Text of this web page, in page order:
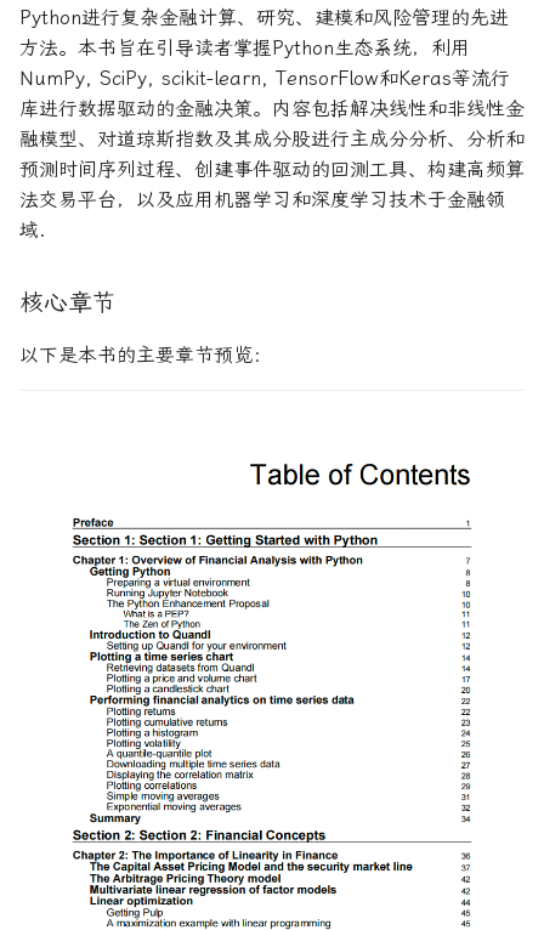
量化风险管理
获取Alpha的量化策略
量化交易业务构建
量化交易系统构建Wiley版
风险与资产配置
金融随机微积分
波动率微笑
量化交易员面试问题大全
Python进行复杂金融计算、研究、建模和风险管理的先进
方法。本书旨在引导读者掌握Python生态系统，利用
NumPy, SciPy, scikit-learn, TensorFlow和Keras等流行
库进行数据驱动的金融决策。内容包括解决线性和非线性金
融模型、对道琼斯指数及其成分股进行主成分分析、分析和
预测时间序列过程、创建事件驱动的回测工具、构建高频算
法交易平台，以及应用机器学习和深度学习技术于金融领
域.
核心章节
以下是本书的主要章节预览：